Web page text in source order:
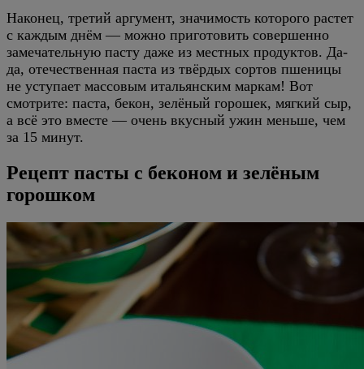
Наконец, третий аргумент, значимость которого растет
с каждым днём — можно приготовить совершенно
замечательную пасту даже из местных продуктов. Да-
да, отечественная паста из твёрдых сортов пшеницы
не уступает массовым итальянским маркам! Вот
смотрите: паста, бекон, зелёный горошек, мягкий сыр,
а всё это вместе — очень вкусный ужин меньше, чем
за 15 минут.
Рецепт пасты с беконом и зелёным
горошком